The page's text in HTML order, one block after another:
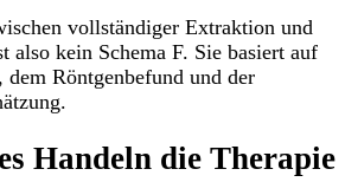
vollständiger Extraktion und
also kein Schema F. Sie basiert auf
dem Röntgenbefund und der
Handeln die Therapie